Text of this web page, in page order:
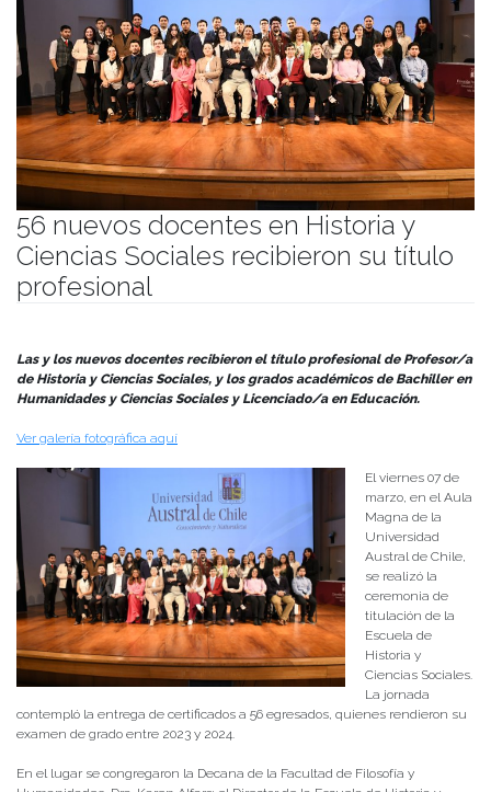
56 nuevos docentes en Historia y
Ciencias Sociales recibieron su título
profesional
Las y los nuevos docentes recibieron el título profesional de Profesor/a
de Historia y Ciencias Sociales, y los grados académicos de Bachiller en
Humanidades y Ciencias Sociales y Licenciado/a en Educación.
Ver galería fotográfica aquí
El viernes 07 de
marzo, en el Aula
Magna de la
Universidad
Austral de Chile,
se realizó la
ceremonia de
titulación de la
Escuela de
Historia y
Ciencias Sociales.
La jornada
contempló la entrega de certificados a 56 egresados, quienes rendieron su
examen de grado entre 2023 y 2024.
En el lugar se congregaron la Decana de la Facultad de Filosofía y